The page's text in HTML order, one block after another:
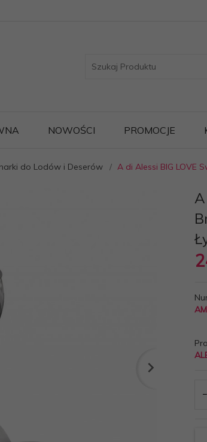
NOWOŚCI PROMOCJE
do Lodów i Deserów A di Alessi BIG LOVE